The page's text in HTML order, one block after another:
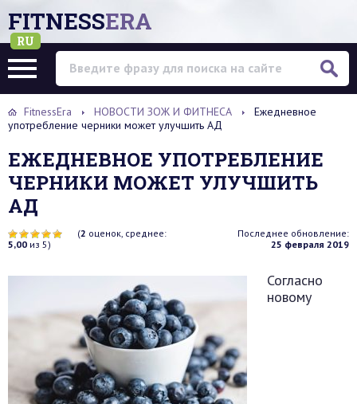
FITNESSERA
RU
FitnessEra НОВОСТИ ЗОЖ И ФИТНЕСА
Ежедневное
употребление черники может улучшить АД
ЕЖЕДНЕВНОЕ УПОТРЕБЛЕНИЕ
ЧЕРНИКИ МОЖЕТ УЛУЧШИТЬ
АД
(2 оценок, среднее:
5,00 из 5)
Последнее обновление:
25 февраля 2019
Согласно
новому